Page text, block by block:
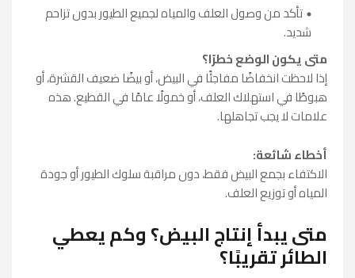
تأكد من وصول العلف والمياه لجميع الطيور بدون تزاحم
شديد.
متى يكون الوضع خطرًا؟
إذا لاحظت انخفاضًا مفاجئًا في البيض، أو بيضًا ضعيف القشرة، أو
هبوطًا في استهلاك العلف، أو خمولًا عامًا في القطيع. هذه
علامات لا يجب تجاهلها.
أخطاء شائعة:
الاكتفاء بجمع البيض فقط، دون مراقبة سلوك الطيور أو جودة
المياه أو توزيع العلف.
متى يبدأ إنتاج البيض؟ وكم يعطي
الطائر تقريبًا؟